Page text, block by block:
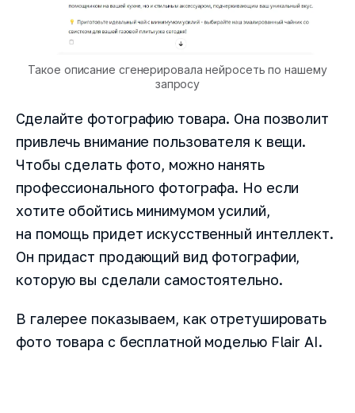
Такое описание сгенерировала нейросеть по нашему
запросу
Сделайте фотографию товара. Она позволит
привлечь внимание пользователя к вещи.
Чтобы сделать фото, можно нанять
профессионального фотографа. Но если
хотите обойтись минимумом усилий,
на помощь придет искусственный интеллект.
Он придаст продающий вид фотографии,
которую вы сделали самостоятельно.
В галерее показываем, как отретушировать
фото товара с бесплатной моделью Flair AI.